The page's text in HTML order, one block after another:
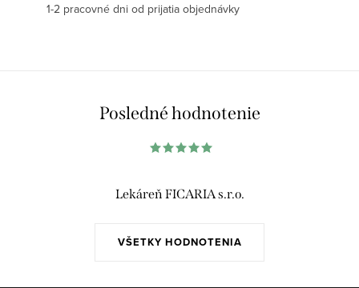
1-2 pracovné dni od prijatia objednávky
Posledné hodnotenie
VŠETKY HODNOTENIA
Lekáreň FICARIA s.r.o.